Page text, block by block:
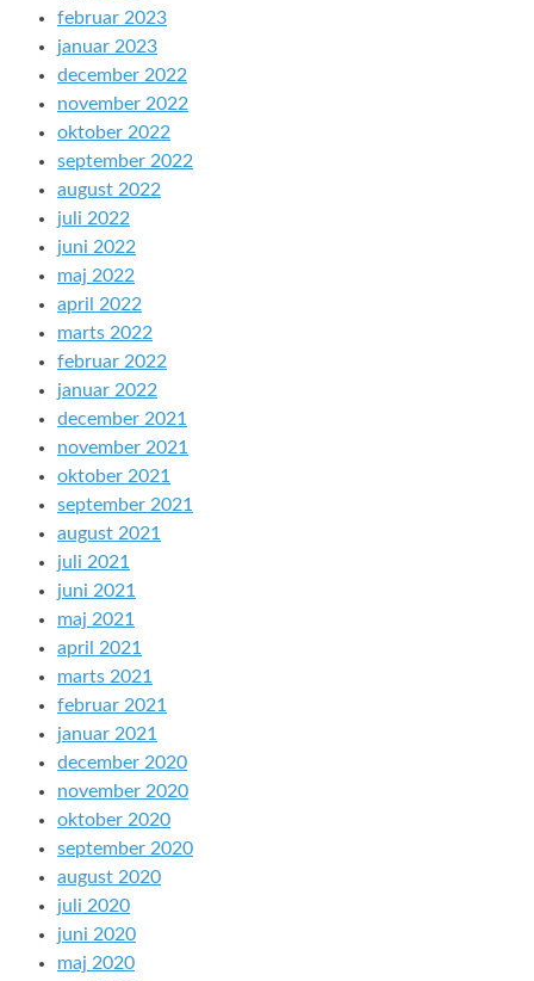
februar 2023
januar 2023
december 2022
november 2022
oktober 2022
september 2022
august 2022
juli 2022
juni 2022
maj 2022
april 2022
marts 2022
februar 2022
januar 2022
december 2021
november 2021
oktober 2021
september 2021
august 2021
juli 2021
juni 2021
maj 2021
april 2021
marts 2021
februar 2021
januar 2021
december 2020
november 2020
oktober 2020
september 2020
august 2020
juli 2020
juni 2020
maj 2020